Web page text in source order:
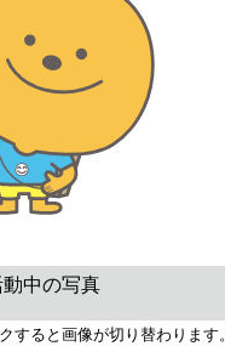
中の写真
すると画像が切り替わります。